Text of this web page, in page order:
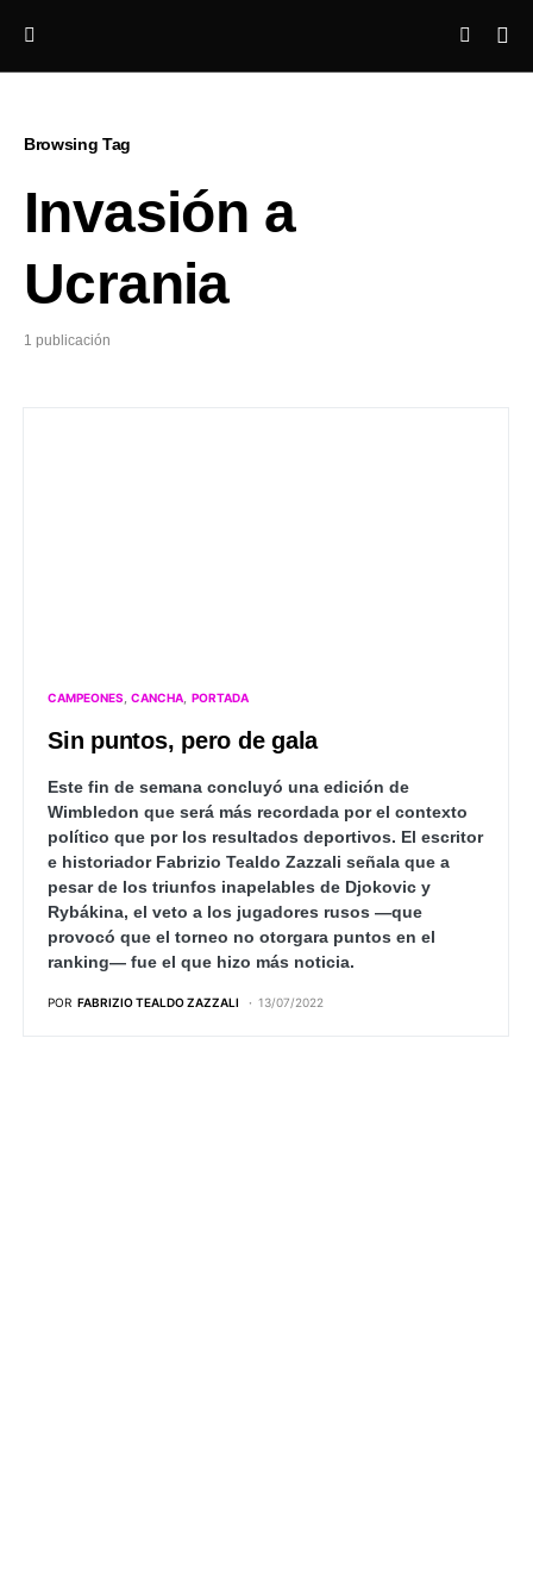
Browsing Tag
Invasión a
Ucrania
1 publicación
CAMPEONES CANCHA PORTADA
Sin puntos, pero de gala
Este fin de semana concluyó una edición de
Wimbledon que será más recordada por el contexto
político que por los resultados deportivos. El escritor
e historiador Fabrizio Tealdo Zazzali señala que a
pesar de los triunfos inapelables de Djokovic y
Rybákina, el veto a los jugadores rusos —que
provocó que el torneo no otorgara puntos en el
ranking— fue el que hizo más noticia.
POR FABRIZIO TEALDO ZAZZALI 13/07/2022